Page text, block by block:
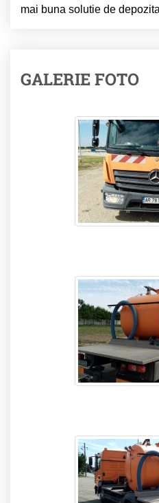
mai buna solutie de
GALERIE FOTO